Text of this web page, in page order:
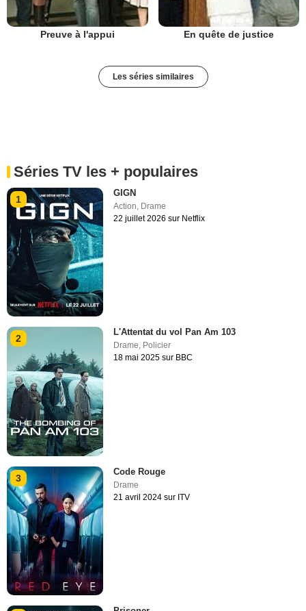
Preuve à l'appui En quête de justice
Les séries similaires
Séries TV les + populaires
1
GIGN
Action, Drame
22 juillet 2026 sur Netflix
2
L'Attentat du vol Pan Am 103
Drame, Policier
18 mai 2025 sur BBC
3
Code Rouge
Drame
21 avril 2024 sur ITV